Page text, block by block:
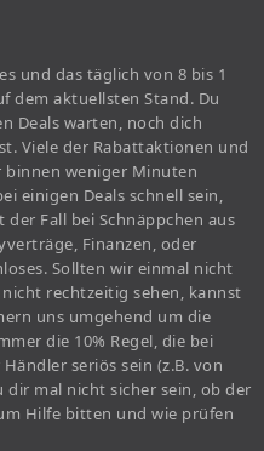
und das täglich von 8 bis 1
dem aktuellsten Stand. Du
Deals warten, noch dich
Viele der Rabattaktionen und
weniger Minuten
einigen Deals schnell sein,
Fall bei Schnäppchen aus
Finanzen, oder
Sollten wir einmal nicht
rechtzeitig sehen, kannst
uns umgehend um die
die 10% Regel, die bei
seriös sein (z.B. von
mal nicht sicher sein, ob der
Hilfe bitten und wie prüfen